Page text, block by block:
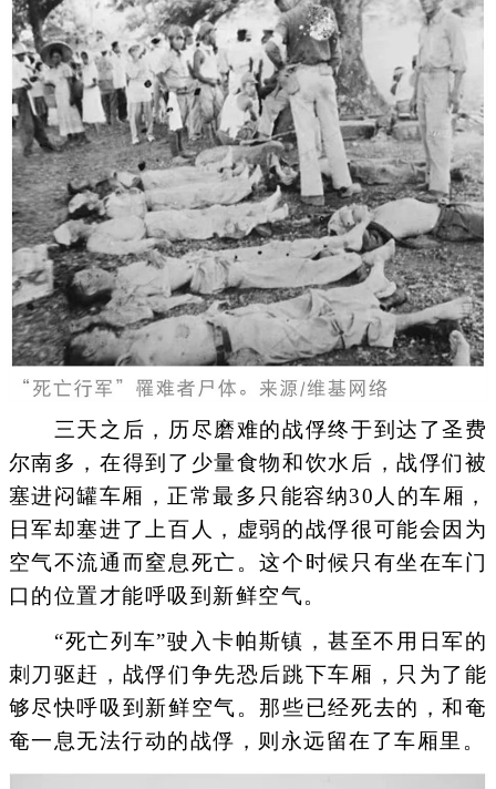
三天之后，历尽磨难的战俘终于到达了圣费
尔南多，在得到了少量食物和饮水后，战俘们被
塞进闷罐车厢，正常最多只能容纳30人的车厢，
日军却塞进了上百人，虚弱的战俘很可能会因为
空气不流通而窒息死亡。这个时候只有坐在车门
口的位置才能呼吸到新鲜空气。
“死亡列车”驶入卡帕斯镇，甚至不用日军的
刺刀驱赶，战俘们争先恐后跳下车厢，只为了能
够尽快呼吸到新鲜空气。那些已经死去的，和奄
奄一息无法行动的战俘，则永远留在了车厢里。